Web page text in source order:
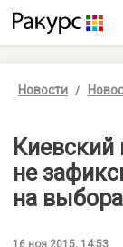
Новости
Киевский
не
на
16 ноя 2015, 14:53